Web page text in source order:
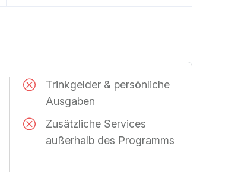
Trinkgelder & persönliche
Ausgaben
Zusätzliche Services
außerhalb des Programms